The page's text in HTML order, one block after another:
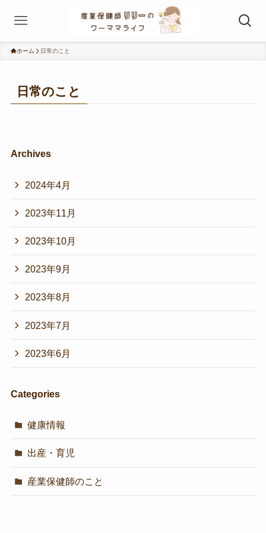
ホーム 日常のこと
日常のこと
Archives
2024年4月
2023年11月
2023年10月
2023年9月
2023年8月
2023年7月
2023年6月
Categories
健康情報
出産・育児
産業保健師のこと